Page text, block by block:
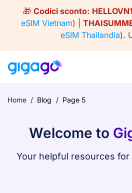
content
🎁 Codici sconto:
eSIM Vietnam) |
eSIM Thailandia).
Home / Blog / Page 5
Welcome to
Your helpful resources for